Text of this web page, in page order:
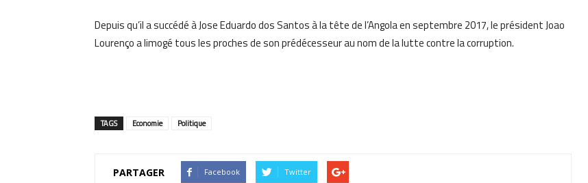
Depuis qu’il a succédé à Jose Eduardo dos Santos à la tête de l’Angola en septembre 2017, le président Joao
Lourenço a limogé tous les proches de son prédécesseur au nom de la lutte contre la corruption.
TAGS Economie Politique
PARTAGER Facebook Twitter